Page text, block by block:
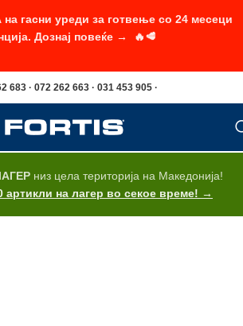
683 · 072 262 663 · 031 453 905 ·
низ цела територија на Македонија!
артикли на лагер во секое време! →
гасни уреди за готвење со 24 месеци
Дознај повеќе → 🔥🥩